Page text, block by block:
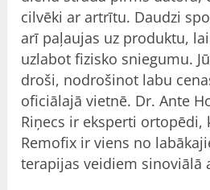
cilvēki ar artrītu. Daudzi
arī paļaujas uz produktu,
uzlabot fizisko sniegumu.
droši, nodrošinot labu
oficiālajā vietnē. Dr. Ante
Riņecs ir eksperti ortopēdi,
Remofix ir viens no
terapijas veidiem sinoviālā